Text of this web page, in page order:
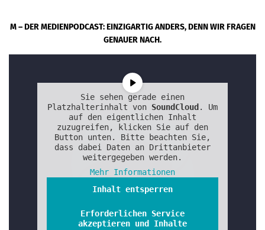
M – DER MEDIENPODCAST: EINZIGARTIG ANDERS, DENN WIR FRAGEN
GENAUER NACH.
Sie sehen gerade einen
Platzhalterinhalt von SoundCloud . Um
auf den eigentlichen Inhalt
zuzugreifen, klicken Sie auf den
Button unten. Bitte beachten Sie,
dass dabei Daten an Drittanbieter
weitergegeben werden.
Mehr Informationen
Inhalt entsperren
Erforderlichen Service
akzeptieren und Inhalte